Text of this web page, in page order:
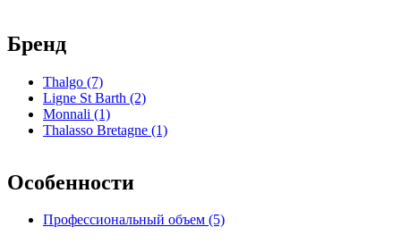
Бренд
Thalgo (7)
Ligne St Barth (2)
Monnali (1)
Thalasso Bretagne (1)
Особенности
Профессиональный объем (5)